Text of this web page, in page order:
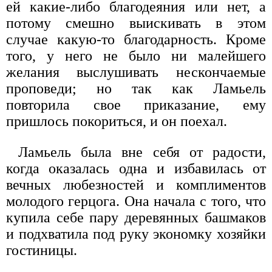
ей какие-либо благодеяния или нет, а
потому смешно выискивать в этом
случае какую-то благодарность. Кроме
того, у него не было ни малейшего
желания выслушивать нескончаемые
проповеди; но так как Ламьель
повторила свое приказание, ему
пришлось покориться, и он поехал.
Ламьель была вне себя от радости,
когда оказалась одна и избавилась от
вечных любезностей и комплиментов
молодого герцога. Она начала с того, что
купила себе пару деревянных башмаков
и подхватила под руку экономку хозяйки
гостиницы.